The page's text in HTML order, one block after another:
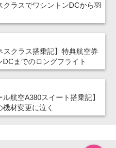
クラスでワシントンDCから羽
スクラス搭乗記】特典航空券
DCまでのロングフライト
ル航空A380スイート搭乗記】
材変更に泣く